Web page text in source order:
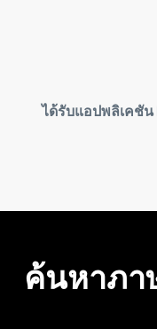
ได้รับแอปพลิเคชัน
ค้นหาภ